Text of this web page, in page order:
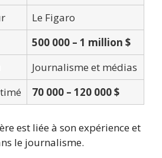
Le Figaro
500 000 – 1 million $
Journalisme et médias
70 000 – 120 000 $
est liée à son expérience et
le journalisme.